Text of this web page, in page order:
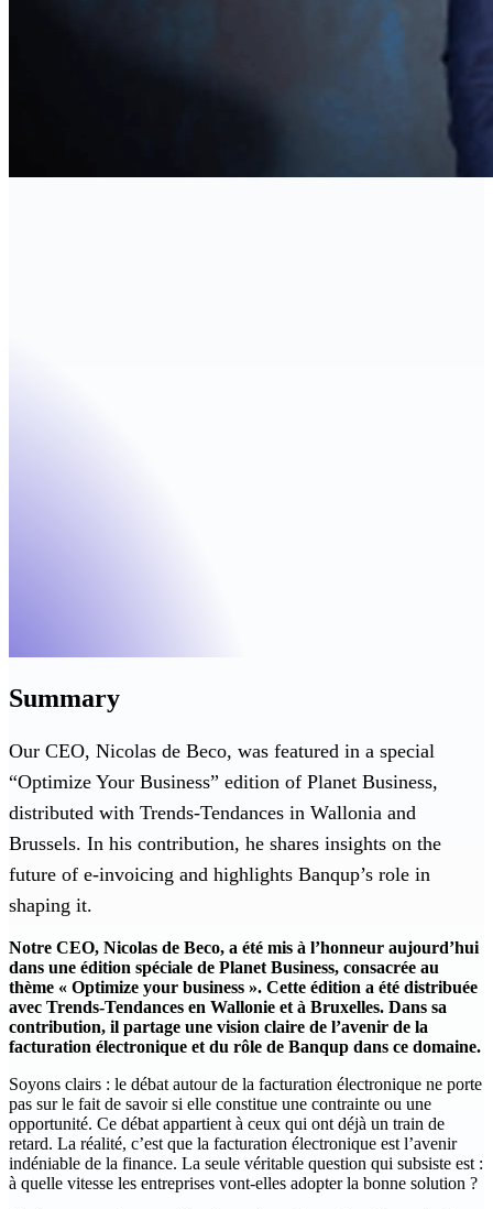
Summary
Our CEO, Nicolas de Beco, was featured in a special
“Optimize Your Business” edition of Planet Business,
distributed with Trends-Tendances in Wallonia and
Brussels. In his contribution, he shares insights on the
future of e-invoicing and highlights Banqup’s role in
shaping it.
Notre CEO, Nicolas de Beco, a été mis à l’honneur aujourd’hui
dans une édition spéciale de Planet Business, consacrée au
thème « Optimize your business ». Cette édition a été distribuée
avec Trends-Tendances en Wallonie et à Bruxelles. Dans sa
contribution, il partage une vision claire de l’avenir de la
facturation électronique et du rôle de Banqup dans ce domaine.
Soyons clairs : le débat autour de la facturation électronique ne porte
pas sur le fait de savoir si elle constitue une contrainte ou une
opportunité. Ce débat appartient à ceux qui ont déjà un train de
retard. La réalité, c’est que la facturation électronique est l’avenir
indéniable de la finance. La seule véritable question qui subsiste est :
à quelle vitesse les entreprises vont-elles adopter la bonne solution ?